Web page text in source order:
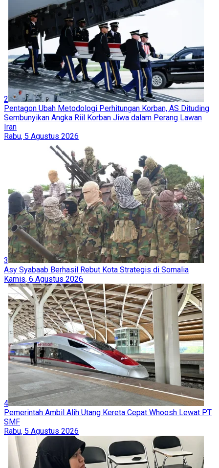
2
Pentagon Ubah Metodologi Perhitungan Korban, AS Dituding
Sembunyikan Angka Riil Korban Jiwa dalam Perang Lawan
Iran
Rabu, 5 Agustus 2026
3
Asy Syabaab Berhasil Rebut Kota Strategis di Somalia
Kamis, 6 Agustus 2026
4
Pemerintah Ambil Alih Utang Kereta Cepat Whoosh Lewat PT
SMF
Rabu, 5 Agustus 2026